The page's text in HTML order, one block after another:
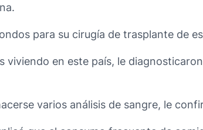
para su cirugía de trasplante de
viviendo en este país, le
varios análisis de sangre, le